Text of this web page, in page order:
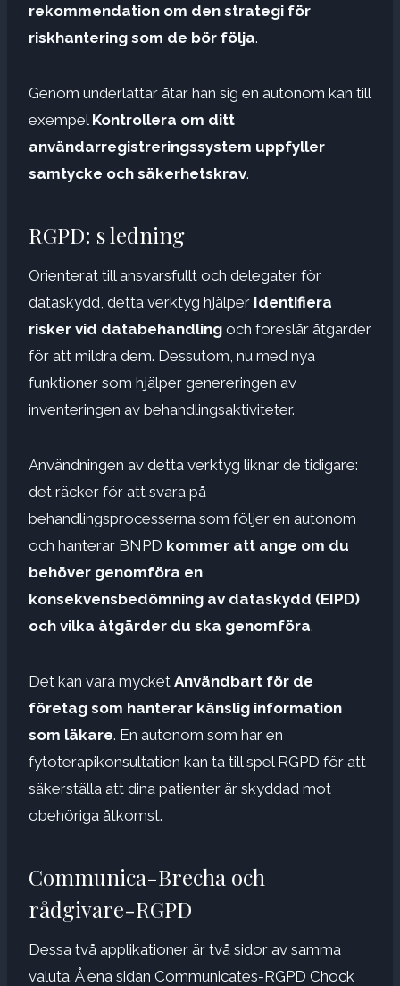
rekommendation om den strategi för
riskhantering som de bör följa.
Genom underlättar åtar han sig en autonom kan till
exempel Kontrollera om ditt
användarregistreringssystem uppfyller
samtycke och säkerhetskrav.
RGPD: s ledning
Orienterat till ansvarsfullt och delegater för
dataskydd, detta verktyg hjälper Identifiera
risker vid databehandling och föreslår åtgärder
för att mildra dem. Dessutom, nu med nya
funktioner som hjälper genereringen av
inventeringen av behandlingsaktiviteter.
Användningen av detta verktyg liknar de tidigare:
det räcker för att svara på
behandlingsprocesserna som följer en autonom
och hanterar BNPD kommer att ange om du
behöver genomföra en
konsekvensbedömning av dataskydd (EIPD)
och vilka åtgärder du ska genomföra.
Det kan vara mycket Användbart för de
företag som hanterar känslig information
som läkare. En autonom som har en
fytoterapikonsultation kan ta till spel RGPD för att
säkerställa att dina patienter är skyddad mot
obehöriga åtkomst.
Communica-Brecha och
rådgivare-RGPD
Dessa två applikationer är två sidor av samma
valuta. Å ena sidan Communicates-RGPD Chock